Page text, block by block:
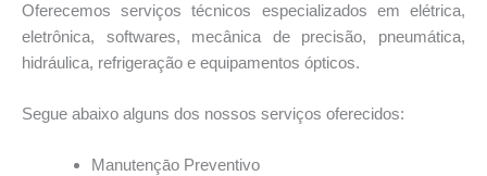
Oferecemos serviços técnicos especializados em elétrica,
eletrônica, softwares, mecânica de precisão, pneumática,
hidráulica, refrigeração e equipamentos ópticos.
Segue abaixo alguns dos nossos serviços oferecidos:
Manutençāo Preventivo